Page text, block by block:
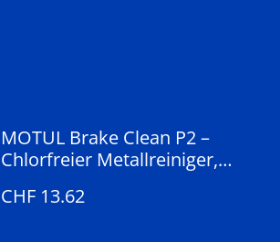
MOTUL Brake Clean P2 –
Chlorfreier Metallreiniger,
CHF 13.62